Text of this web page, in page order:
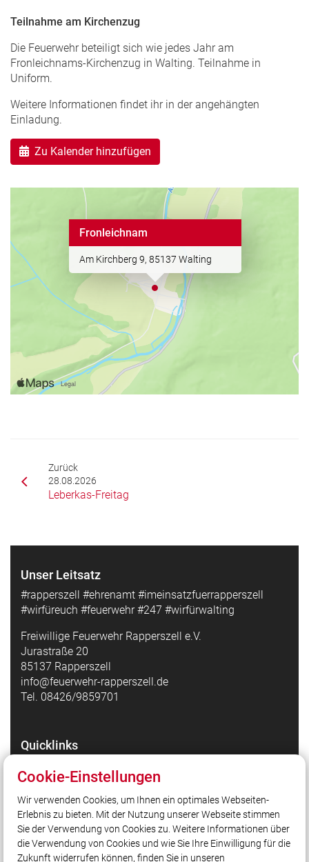
Teilnahme am Kirchenzug
Die Feuerwehr beteiligt sich wie jedes Jahr am
Fronleichnams-Kirchenzug in Walting. Teilnahme in
Uniform.
Weitere Informationen findet ihr in der angehängten
Einladung.
Zu Kalender hinzufügen
Fronleichnam
Am Kirchberg 9, 85137 Walting
Zurück
28.08.2026
Leberkas-Freitag
Unser Leitsatz
#rapperszell #ehrenamt #imeinsatzfuerrapperszell
#wirfüreuch #feuerwehr #247 #wirfürwalting
Freiwillige Feuerwehr Rapperszell e.V.
Jurastraße 20
85137 Rapperszell
info@feuerwehr-rapperszell.de
Tel. 08426/9859701
Quicklinks
Feuerwehr Rapperszell auf Instagram
Gemeinde Walting
Kreisfeuerwehrverband Eichstätt
Landesfeuerwehrverband Bayern
Cookie-Einstellungen
Wir verwenden Cookies, um Ihnen ein optimales Webseiten-
Erlebnis zu bieten. Mit der Nutzung unserer Webseite stimmen
Sie der Verwendung von Cookies zu. Weitere Informationen über
die Verwendung von Cookies und wie Sie Ihre Einwilligung für die
Zukunft widerrufen können, finden Sie in unseren